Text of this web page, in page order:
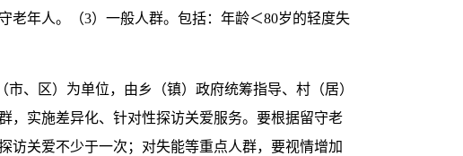
老年人。（3）一般人群。包括：年龄＜80岁的轻度失
、区）为单位，由乡（镇）政府统筹指导、村（居）
，实施差异化、针对性探访关爱服务。要根据留守老
访关爱不少于一次；对失能等重点人群，要视情增加